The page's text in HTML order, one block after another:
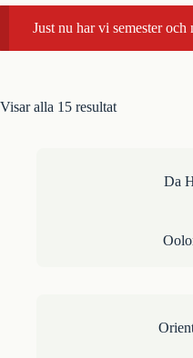
Just nu har vi semester
Visar alla 15 resultat
Da